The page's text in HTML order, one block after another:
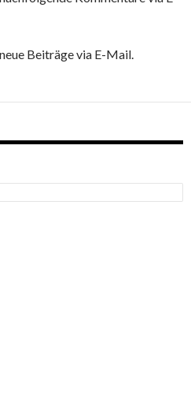
Beiträge via E-Mail.